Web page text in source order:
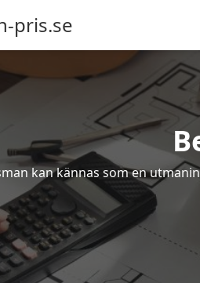
pris.se
kan kännas som en